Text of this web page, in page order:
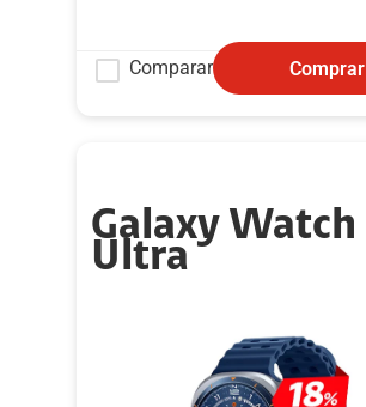
Comparar Comprar
Galaxy Watch
Ultra